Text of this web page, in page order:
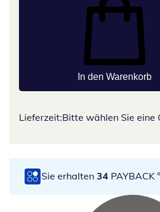
In den Warenkorb
Lieferzeit:Bitte wählen Sie eine
Sie erhalten 34 PAYBACK